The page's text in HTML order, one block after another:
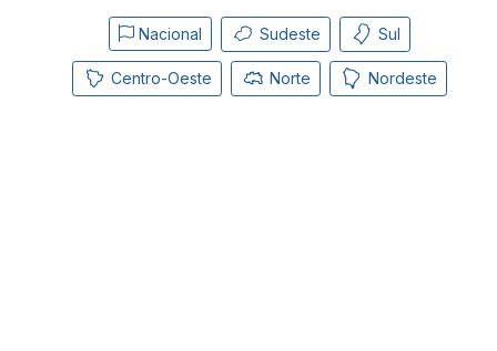
Nacional Sudeste Sul
Centro-Oeste Norte Nordeste